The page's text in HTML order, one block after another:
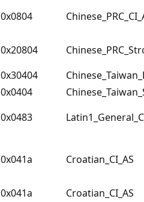
0x0804
0x20804
0x30404
0x0404
0x0483
0x041a Croatian_CI_AS
0x041a
Croatian_CI_AS